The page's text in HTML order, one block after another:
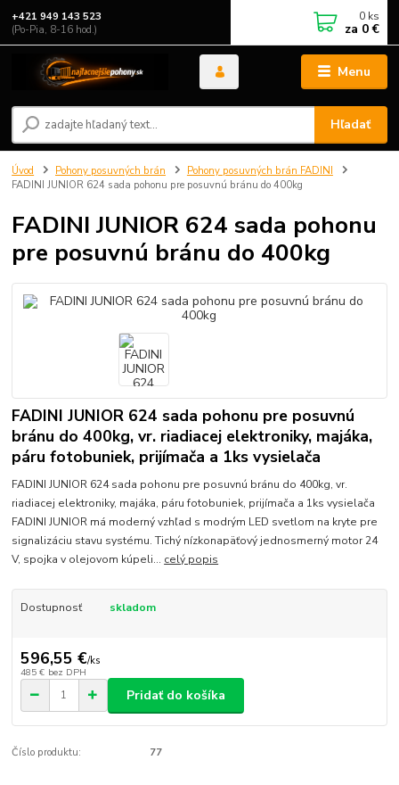
Menu
Hľadať
+421 949 143 523
(Po-Pia, 8-16 hod.)
0 ks
za 0 €
Úvod Pohony posuvných brán
Pohony posuvných brán FADINI
FADINI JUNIOR 624 sada pohonu pre posuvnú bránu do 400kg
FADINI JUNIOR 624 sada pohonu
pre posuvnú bránu do 400kg
FADINI JUNIOR 624 sada pohonu pre posuvnú
bránu do 400kg, vr. riadiacej elektroniky, majáka,
páru fotobuniek, prijímača a 1ks vysielača
FADINI JUNIOR 624 sada pohonu pre posuvnú bránu do 400kg, vr.
riadiacej elektroniky, majáka, páru fotobuniek, prijímača a 1ks vysielača
FADINI JUNIOR má moderný vzhľad s modrým LED svetlom na kryte pre
signalizáciu stavu systému. Tichý nízkonapäťový jednosmerný motor 24
V, spojka v olejovom kúpeli... celý popis
Dostupnosť skladom
596,55 €/ks
485 € bez DPH
Pridať do košíka
Číslo produktu: 77